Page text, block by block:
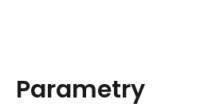
Parametry